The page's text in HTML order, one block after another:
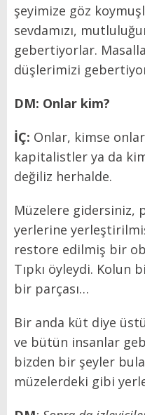
şeyimize göz
sevdamızı,
gebertiyorlar.
düşlerimizi
DM: Onlar kim?
İÇ: Onlar, kimse
kapitalistler ya da
değiliz herhalde.
Müzelere gidersiniz,
yerlerine
restore edilmiş bir
Tıpkı öyleydi. Kolun
bir parçası…
Bir anda küt diye
ve bütün insanlar
bizden bir şeyler
müzelerdeki gibi